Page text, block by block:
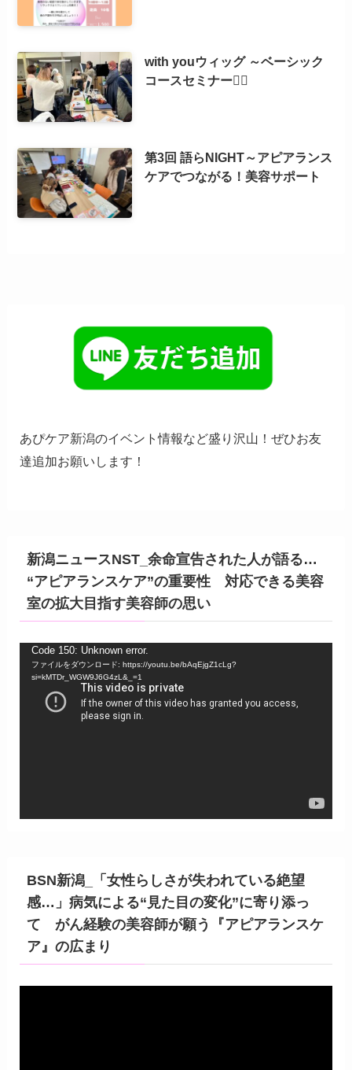
with youウィッグ ～ベーシック
コースセミナー💇‍♀️
第3回 語らNIGHT～アピアランス
ケアでつながる！美容サポート
あぴケア新潟のイベント情報など盛り沢山！ぜひお友
達追加お願いします！
新潟ニュースNST_余命宣告された人が語る…
“アピアランスケア”の重要性 対応できる美容
室の拡大目指す美容師の思い
Code 150: Unknown error.
ファイルをダウンロード: https://youtu.be/bAqEjgZ1cLg?
si=kMTDr_WGW9J6G4zL&_=1
BSN新潟_「女性らしさが失われている絶望
感…」病気による“見た目の変化”に寄り添っ
て がん経験の美容師が願う『アピアランスケ
ア』の広まり